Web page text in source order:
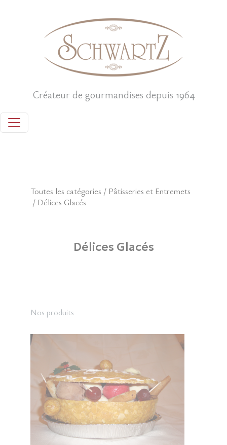
Créateur de gourmandises depuis 1964
Toutes les catégories / Pâtisseries et Entremets
/ Délices Glacés
Délices Glacés
Nos produits